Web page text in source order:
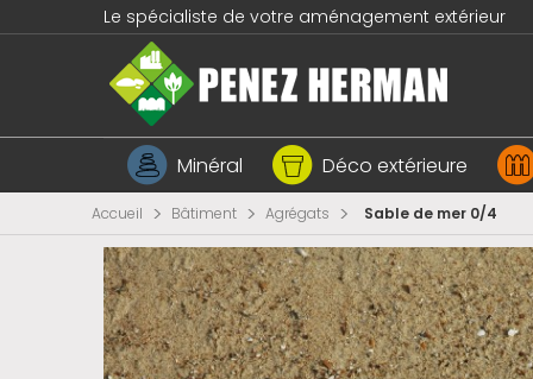
Le spécialiste de votre aménagement extérieur
Minéral Déco extérieure
Accueil > Bâtiment > Agrégats > Sable de mer 0/4